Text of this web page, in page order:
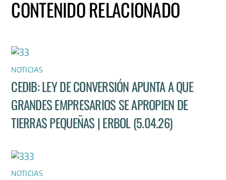
CONTENIDO RELACIONADO
NOTICIAS
CEDIB: LEY DE CONVERSIÓN APUNTA A QUE
GRANDES EMPRESARIOS SE APROPIEN DE
TIERRAS PEQUEÑAS | ERBOL (5.04.26)
NOTICIAS